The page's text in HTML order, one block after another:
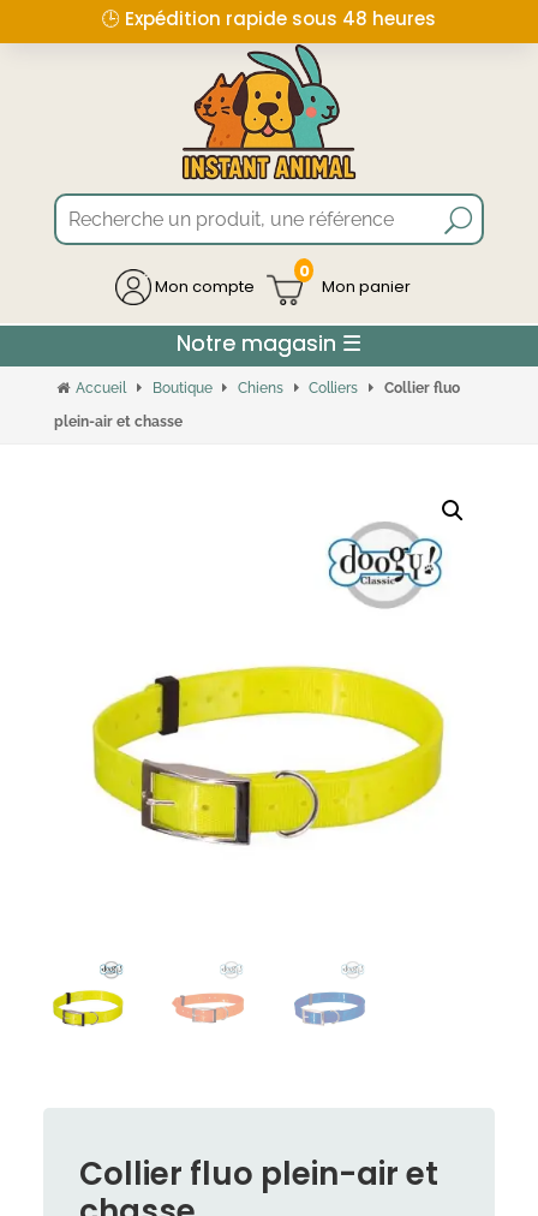
🕒 Expédition rapide sous 48 heures
Mon compte
0
Accueil Boutique Chiens Colliers
Collier fluo
plein-air et chasse
Collier fluo plein-air et